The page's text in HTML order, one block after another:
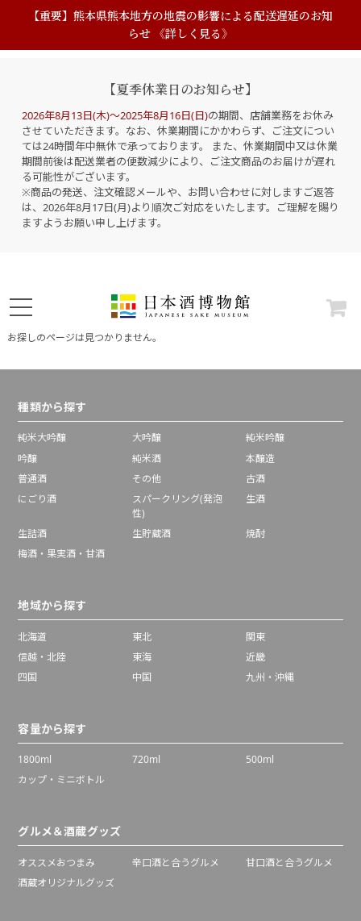
【重要】熊本県熊本地方の地震の影響による配送遅延のお知
らせ 《詳しく見る》
【夏季休業日のお知らせ】
2026年8月13日(木)～2025年8月16日(日)の期間、店舗業務をお休み
させていただきます。なお、休業期間にかかわらず、ご注文につい
ては24時間年中無休で承っております。 また、休業期間中又は休業
期間前後は配送業者の便数減少により、ご注文商品のお届けが遅れ
る可能性がございます。
※商品の発送、注文確認メールや、お問い合わせに対しますご返答
は、2026年8月17日(月)より順次ご対応をいたします。ご理解を賜り
ますようお願い申し上げます。
お探しのページは見つかりません。
種類から探す
純米大吟醸 大吟醸
純米吟醸
吟醸
純米酒
本醸造
普通酒
その他
古酒
にごり酒
スパークリング(発泡
性)
生酒
生詰酒 生貯蔵酒
焼酎
梅酒・果実酒・甘酒
地域から探す
北海道 東北
関東
信越・北陸
東海
近畿
四国
中国 九州・沖縄
容量から探す
1800ml 720ml
500ml
カップ・ミニボトル
グルメ＆酒蔵グッズ
オススメおつまみ 辛口酒と合うグルメ
甘口酒と合うグルメ
酒蔵オリジナルグッズ